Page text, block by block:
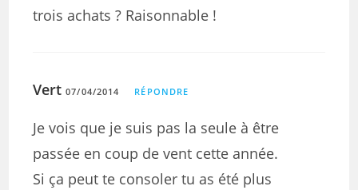
trois achats ? Raisonnable !
Vert 07/04/2014 RÉPONDRE
Je vois que je suis pas la seule à être
passée en coup de vent cette année.
Si ça peut te consoler tu as été plus